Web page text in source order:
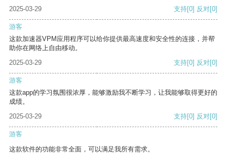
2025-03-29 支持[0] 反对[0]
游客
这款加速器VPM应用程序可以给你提供最高速度和安全性的连接，并帮
助你在网络上自由移动。
2025-03-29
支持[0] 反对[0]
游客
这款app的学习氛围很浓厚，能够激励我不断学习，让我能够取得更好的
成绩。
2025-03-29
支持[0] 反对[0]
游客
这款软件的功能非常全面，可以满足我所有需求。